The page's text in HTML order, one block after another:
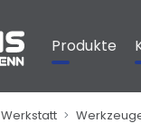
Produkte